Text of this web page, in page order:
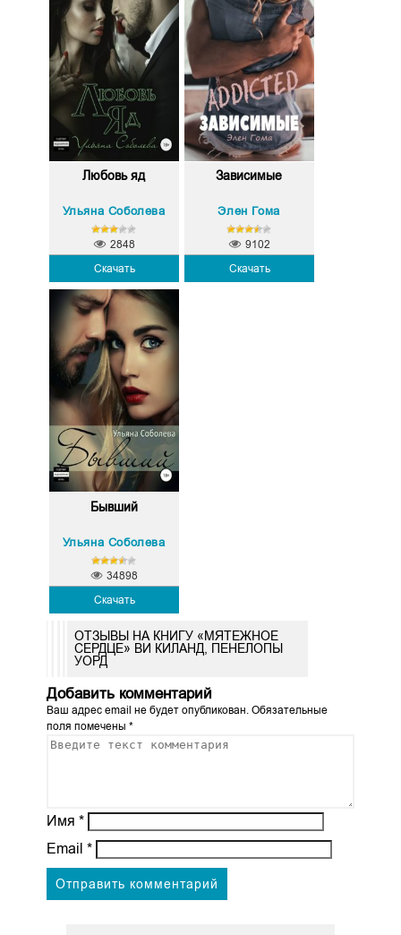
Любовь яд
Ульяна Соболева
Скачать
2848
Зависимые
Элен Гома
Скачать
9102
Бывший
Ульяна Соболева
Скачать
34898
ОТЗЫВЫ НА КНИГУ «МЯТЕЖНОЕ
СЕРДЦЕ» ВИ КИЛАНД, ПЕНЕЛОПЫ
УОРД
Добавить комментарий
Ваш адрес email не будет опубликован.Обязательные
поля помечены *
Имя *
Email *